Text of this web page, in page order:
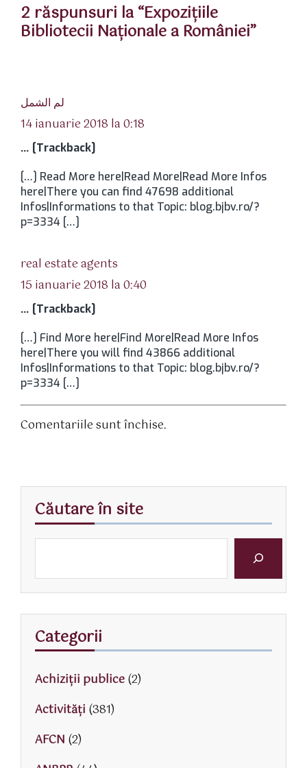
2 răspunsuri la “Expoziţiile
Bibliotecii Naţionale a României”
لم الشمل
14 ianuarie 2018 la 0:18
… [Trackback]
[…] Read More here|Read More|Read More Infos
here|There you can find 47698 additional
Infos|Informations to that Topic: blog.bjbv.ro/?
p=3334 […]
real estate agents
15 ianuarie 2018 la 0:40
… [Trackback]
[…] Find More here|Find More|Read More Infos
here|There you will find 43866 additional
Infos|Informations to that Topic: blog.bjbv.ro/?
p=3334 […]
Comentariile sunt închise.
Căutare în site
Categorii
Achiziții publice(2)
Activităţi (381)
AFCN (2)